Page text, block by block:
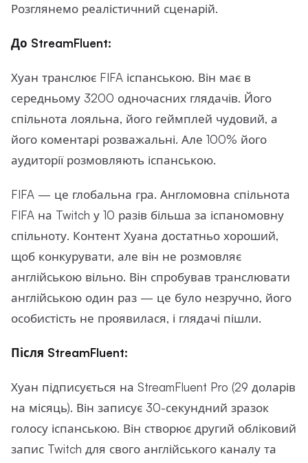
Розглянемо реалістичний сценарій.
До StreamFluent:
Хуан транслює FIFA іспанською. Він має в
середньому 3200 одночасних глядачів. Його
спільнота лояльна, його геймплей чудовий, а
його коментарі розважальні. Але 100% його
аудиторії розмовляють іспанською.
FIFA — це глобальна гра. Англомовна спільнота
FIFA на Twitch у 10 разів більша за іспаномовну
спільноту. Контент Хуана достатньо хороший,
щоб конкурувати, але він не розмовляє
англійською вільно. Він спробував транслювати
англійською один раз — це було незручно, його
особистість не проявилася, і глядачі пішли.
Після StreamFluent:
Хуан підписується на StreamFluent Pro (29 доларів
на місяць). Він записує 30-секундний зразок
голосу іспанською. Він створює другий обліковий
запис Twitch для свого англійського каналу та